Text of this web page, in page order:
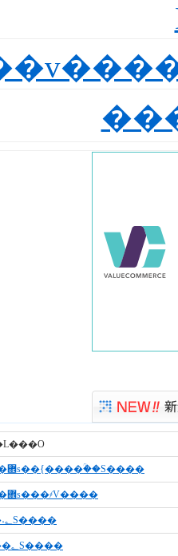
��ʌ��������܎s��{����ؒ��S����
��ʌ��������܎s���҂V����
��ʌ�����s��˖؂S����
��ʌ�����s���؂S����